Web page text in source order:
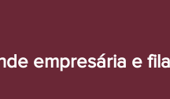
empresária e